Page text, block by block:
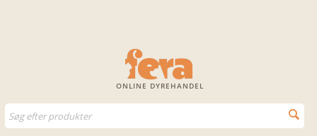
ONLINE DYREHANDEL